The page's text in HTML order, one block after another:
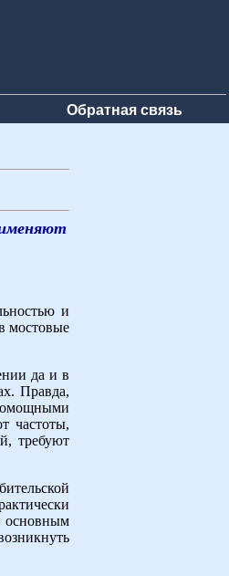
Обратная связь
и
мостовые
да и в
Правда,
частоты,
требуют
основным